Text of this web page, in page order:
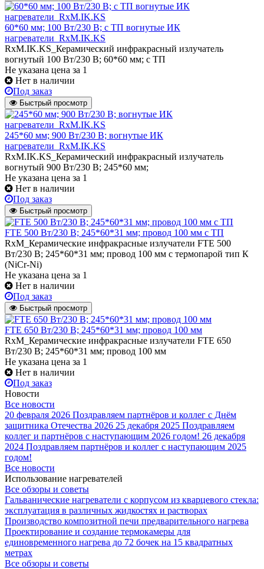
60*60 мм; 100 Вт/230 В; с ТП вогнутые ИК
нагреватели_RxM.IK.KS
RxM.IK.KS_Керамический инфракрасный излучатель
вогнутый 100 Вт/230 В; 60*60 мм; с ТП
Не указана цена за 1
Нет в наличии
Под заказ
Быстрый просмотр
245*60 мм; 900 Вт/230 В; вогнутые ИК
нагреватели_RxM.IK.KS
RxM.IK.KS_Керамический инфракрасный излучатель
вогнутый 900 Вт/230 В; 245*60 мм;
Не указана цена за 1
Нет в наличии
Под заказ
Быстрый просмотр
FTE 500 Вт/230 В; 245*60*31 мм; провод 100 мм с ТП
RxM_Керамические инфракрасные излучатели FTE 500
Вт/230 В; 245*60*31 мм; провод 100 мм с термопарой тип К
(NiCr-Ni)
Не указана цена за 1
Нет в наличии
Под заказ
Быстрый просмотр
FTE 650 Вт/230 В; 245*60*31 мм; провод 100 мм
RxM_Керамические инфракрасные излучатели FTE 650
Вт/230 В; 245*60*31 мм; провод 100 мм
Не указана цена за 1
Нет в наличии
Под заказ
Новости
Все новости
20 февраля 2026 Поздравляем партнёров и коллег с Днём
защитника Отечества 2026 25 декабря 2025 Поздравляем
коллег и партнёров с наступающим 2026 годом! 26 декабря
2024 Поздравляем партнёров и коллег с наступающим 2025
годом!
Все новости
Использование нагревателей
Все обзоры и советы
Гальванические нагреватели с корпусом из кварцевого стекла:
эксплуатация в различных жидкостях и растворах
Производство композитной печи предварительного нагрева
Проектирование и создание термокамеры для
единовременного нагрева до 72 бочек на 15 квадратных
метрах
Все обзоры и советы